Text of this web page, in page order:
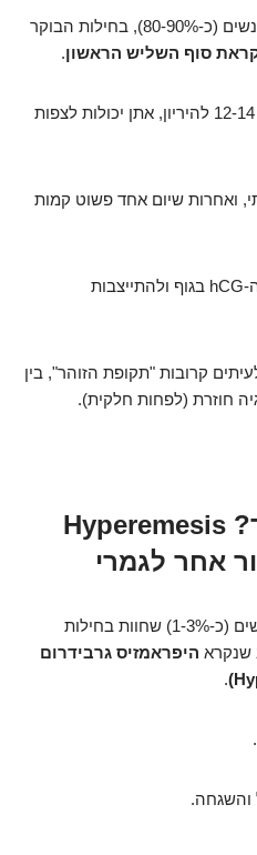
החדשות הטובות הן שאצל רוב הנשים (כ-80-90%), בחילות הבוקר
סוף השליש הראשון.
זה אומר שבדרך כלל סביב שבוע 12-14 להיריון, אתן יכולות לצפות
ואחרות שיום אחד פשוט קמות
זה קורה במקביל לירידה ברמות ה-hCG בגוף ולהתייצבות
קרובות "תקופת הזוהר", בין
חוזרת (לפחות חלקית).
ומה אם זה לא עובר? Hyperemesis
חשוב לציין שיש מיעוט קטן של נשים (כ-1-3%) שחוות בחילות
שנקרא היפראמזיס גרבידרום
.
והשגחה.